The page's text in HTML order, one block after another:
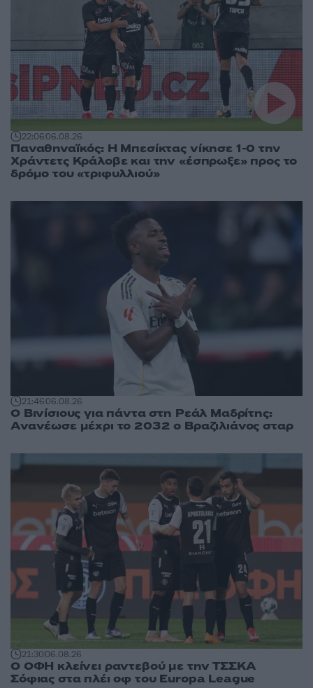
22:0606.08.26
Παναθηναϊκός: Η Μπεσίκτας νίκησε 1-0 την
Χράντετς Κράλοβε και την «έσπρωξε» προς το
δρόμο του «τριφυλλιού»
21:4606.08.26
Ο Βινίσιους για πάντα στη Ρεάλ Μαδρίτης:
Ανανέωσε μέχρι το 2032 ο Βραζιλιάνος σταρ
21:3006.08.26
Ο ΟΦΗ κλείνει ραντεβού με την ΤΣΣΚΑ
Σόφιας στα πλέι οφ του Europa League